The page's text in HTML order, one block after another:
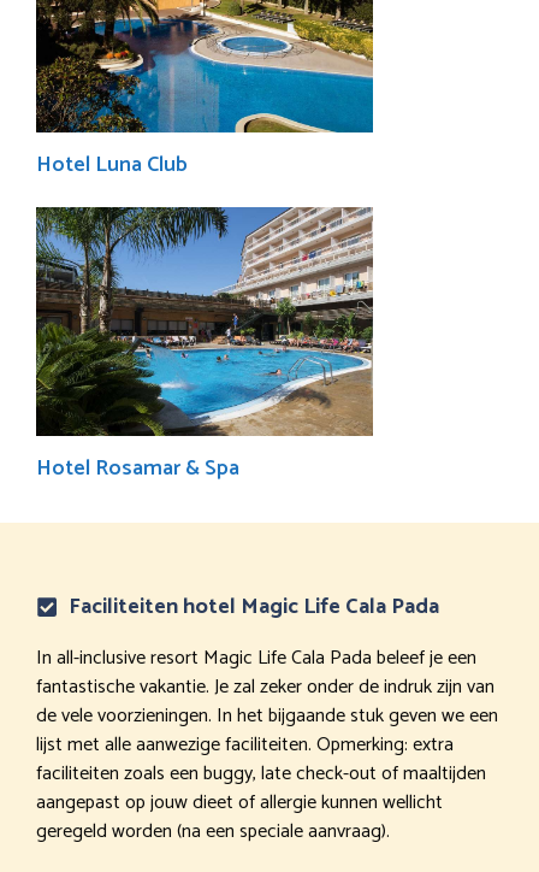
Hotel Luna Club
Hotel Rosamar & Spa
Faciliteiten hotel Magic Life Cala Pada
In all-inclusive resort Magic Life Cala Pada beleef je een
fantastische vakantie. Je zal zeker onder de indruk zijn van
de vele voorzieningen. In het bijgaande stuk geven we een
lijst met alle aanwezige faciliteiten. Opmerking: extra
faciliteiten zoals een buggy, late check-out of maaltijden
aangepast op jouw dieet of allergie kunnen wellicht
geregeld worden (na een speciale aanvraag).